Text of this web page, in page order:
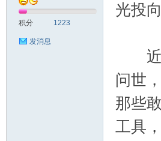
积分 1223
发消息
光投
近期
问世
那些
工具